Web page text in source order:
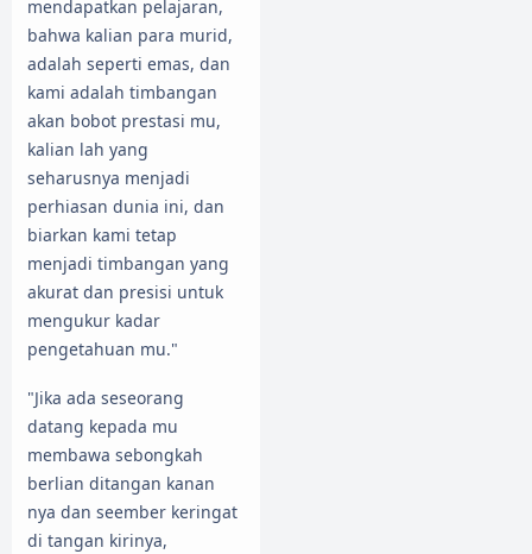
mendapatkan pelajaran,
bahwa kalian para murid,
adalah seperti emas, dan
kami adalah timbangan
akan bobot prestasi mu,
kalian lah yang
seharusnya menjadi
perhiasan dunia ini, dan
biarkan kami tetap
menjadi timbangan yang
akurat dan presisi untuk
mengukur kadar
pengetahuan mu."
"Jika ada seseorang
datang kepada mu
membawa sebongkah
berlian ditangan kanan
nya dan seember keringat
di tangan kirinya,